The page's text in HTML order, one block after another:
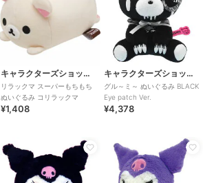
キャラクターズショップ ラフラフ
リラックマ スーパーもちもち
ぬいぐるみ コリラックマ
¥1,408
キャラクターズショップ ラフラフ
グル～ミ～ ぬいぐるみ BLACK
Eye patch Ver.
¥4,378